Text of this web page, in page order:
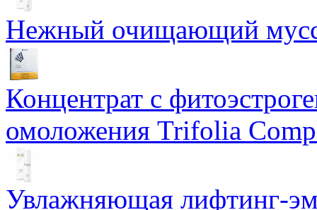
Нежный очищающий мусс
Концентрат с
омоложения Trifolia
Увлажняющая лифтинг-